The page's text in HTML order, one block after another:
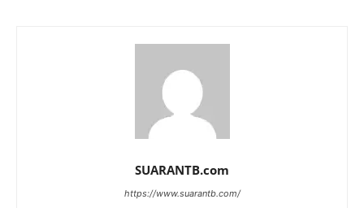
SUARANTB.com
https://www.suarantb.com/